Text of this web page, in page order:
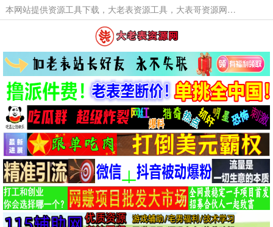
本网站提供资源工具下载，大老表资源工具，大表哥资源网软件工具，大老表资源下载，活动线报福利资源分享,活动线报，大型网游经典游戏，网络热门技术游戏辅助交流与分享。